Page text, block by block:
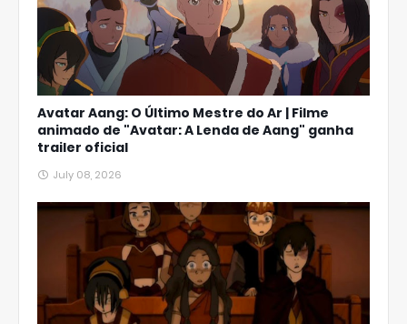
Avatar Aang: O Último Mestre do Ar | Filme
animado de "Avatar: A Lenda de Aang" ganha
trailer oficial
July 08, 2026